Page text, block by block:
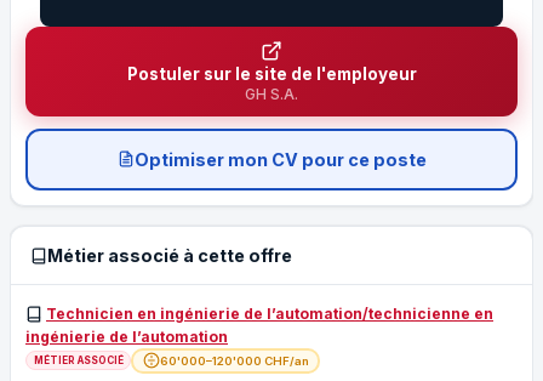
Postuler sur le site de l'employeur
GH S.A.
Optimiser mon CV pour ce poste
Métier associé à cette offre
Technicien en ingénierie de l’automation/technicienne en
ingénierie de l’automation
MÉTIER ASSOCIÉ 60'000–120'000 CHF/an